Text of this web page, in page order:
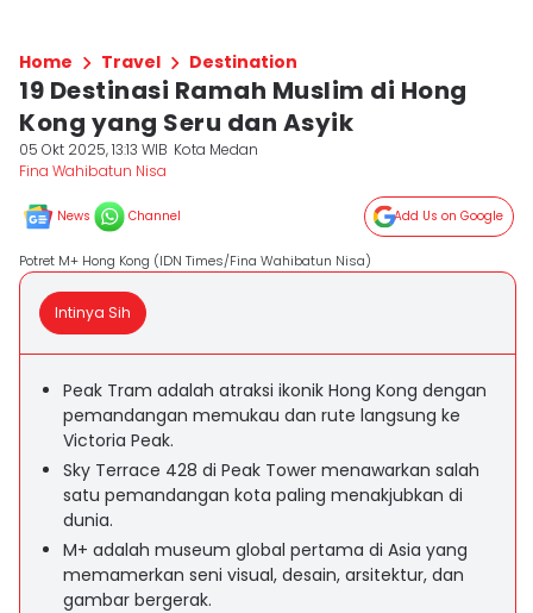
Home Travel Destination
19 Destinasi Ramah Muslim di Hong
Kong yang Seru dan Asyik
05 Okt 2025, 13:13 WIB Kota Medan
Fina Wahibatun Nisa
News Channel Add Us on Google
Potret M+ Hong Kong (IDN Times/Fina Wahibatun Nisa)
Intinya Sih
Peak Tram adalah atraksi ikonik Hong Kong dengan
pemandangan memukau dan rute langsung ke
Victoria Peak.
Sky Terrace 428 di Peak Tower menawarkan salah
satu pemandangan kota paling menakjubkan di
dunia.
M+ adalah museum global pertama di Asia yang
memamerkan seni visual, desain, arsitektur, dan
gambar bergerak.